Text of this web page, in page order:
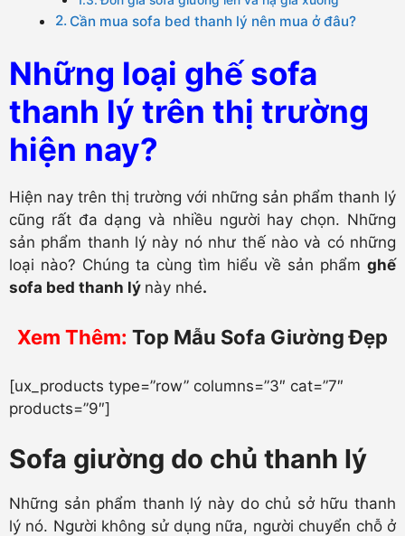
Cần mua sofa bed thanh lý nên mua ở đâu?
Những loại ghế sofa
thanh lý trên thị trường
hiện nay?
Hiện nay trên thị trường với những sản phẩm thanh lý
cũng rất đa dạng và nhiều người hay chọn. Những
sản phẩm thanh lý này nó như thế nào và có những
loại nào? Chúng ta cùng tìm hiểu về sản phẩm ghế
sofa bed thanh lý này nhé.
Xem Thêm: Top Mẫu Sofa Giường Đẹp
[ux_products type=”row” columns=”3″ cat=”7″
products=”9″]
Sofa giường do chủ thanh lý
Những sản phẩm thanh lý này do chủ sở hữu thanh
lý nó. Người không sử dụng nữa, người chuyển chỗ ở